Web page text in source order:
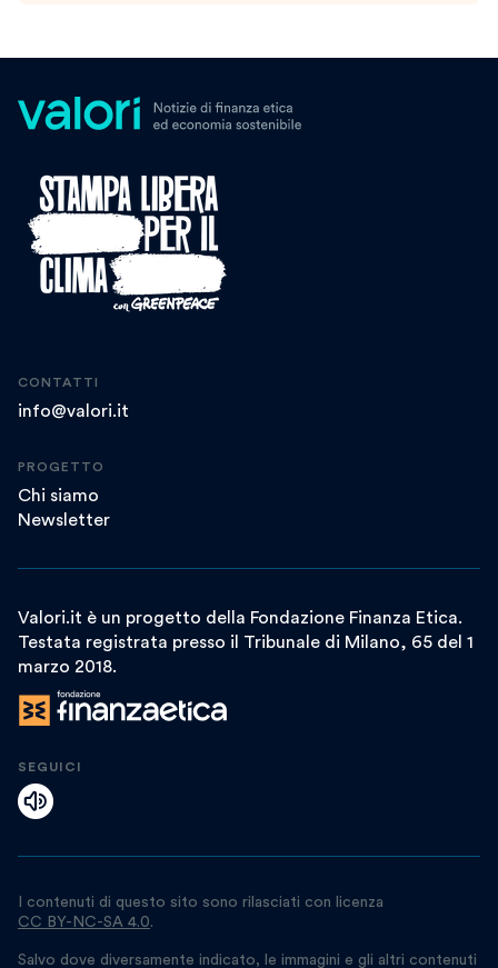
CONTATTI
info@valori.it
PROGETTO
Chi siamo
Newsletter
Valori.it è un progetto della Fondazione Finanza Etica.
Testata registrata presso il Tribunale di Milano, 65 del 1
marzo 2018.
SEGUICI
I contenuti di questo sito sono rilasciati con licenza
CC BY-NC-SA 4.0.
Salvo dove diversamente indicato, le immagini e gli altri contenuti